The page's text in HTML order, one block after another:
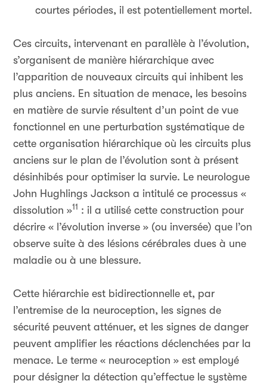
courtes périodes, il est potentiellement mortel.
Ces circuits, intervenant en parallèle à l’évolution,
s’organisent de manière hiérarchique avec
l’apparition de nouveaux circuits qui inhibent les
plus anciens. En situation de menace, les besoins
en matière de survie résultent d’un point de vue
fonctionnel en une perturbation systématique de
cette organisation hiérarchique où les circuits plus
anciens sur le plan de l’évolution sont à présent
désinhibés pour optimiser la survie. Le neurologue
John Hughlings Jackson a intitulé ce processus «
dissolution »11 : il a utilisé cette construction pour
décrire « l’évolution inverse » (ou inversée) que l’on
observe suite à des lésions cérébrales dues à une
maladie ou à une blessure.
Cette hiérarchie est bidirectionnelle et, par
l’entremise de la neuroception, les signes de
sécurité peuvent atténuer, et les signes de danger
peuvent amplifier les réactions déclenchées par la
menace. Le terme « neuroception » est employé
pour désigner la détection qu’effectue le système